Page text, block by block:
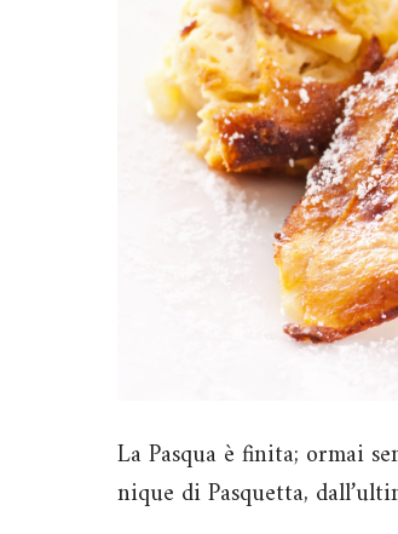
La Pasqua è finita; ormai
nique di Pasquetta,